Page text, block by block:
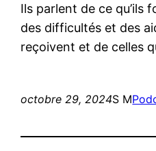
Ils parlent de ce qu’ils
des difficultés et des
reçoivent et de celles
octobre 29, 2024S M